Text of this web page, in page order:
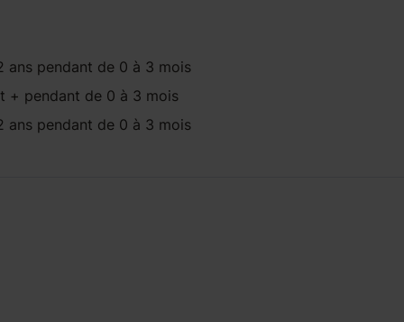
anspendant de 0 à 3 mois
+ pendant de 0 à 3 mois
anspendant de 0 à 3 mois